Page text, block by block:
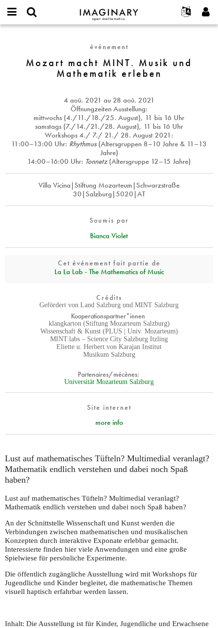
IMAGINARY
open
Français
Deutsch
한국어
Türkçe
Programmes
Galeries
Interactif
Textes
Expositions
Plus...
Projets
Participer
Contact
username
Créer un nouveau compte
Demander un nouveau mot de passe
MINT.
Mathematik
événement
Mozart macht MINT. Musik und
Mathematik erleben
4 aoû. 2021 au 28 aoû. 2021
Öffnungzeiten Ausstellung:
mittwochs (4./11./18./25. August), 11 bis 16 Uhr
samstags (7./14./21./28. August), 11 bis 16 Uhr
Workshops 4./ 7./ 21./ 28. August 2021 :
11:00–13:00 Uhr: Rhythmus(Altersgruppen 8–10 Jahre & 11–13
Jahre)
14:00–16:00 Uhr: Tonnetz(Altersgruppe 12–15 Jahre)
Villa Vicina|Stiftung Mozarteum|Schwarzstraße
30|Salzburg|5020|AT
Soumis par
Bianca Violet
Cet événement fait partie de
La La Lab - The Mathematics of Music
Crédits
Gefördert von Land Salzburg und MINT Salzburg
Kooperationspartner*innen
klangkarton (Stiftung Mozarteum Salzburg)
Wissenschaft & Kunst (PLUS | Univ. Mozarteum)
MINT:labs – Science City Salzburg Itzling
Eliette u. Herbert von Karajan Institut
Musikum Salzburg
Partenaires/mécènes:
Universität Mozarteum Salzburg
Site internet
more info
Lust auf mathematisches Tüfteln? Multimedial veranlagt?
Mathematik endlich verstehen und dabei noch Spaß
haben?
Lust auf mathematisches Tüfteln? Multimedial veranlagt?
Mathematik endlich verstehen und dabei noch Spaß haben?
An der Schnittstelle Wissenschaft und Kunst werden die
Verbindungen zwischen mathematischen und musikalischen
Konzepten durch interaktive Exponate erlebbar gemacht.
Interessierte finden hier viele Anwendungen und eine große
Spielwiese für persönliche Experimente.
Die öffentlich zugängliche Ausstellung wird mit Workshops für
Jugendliche und Kinder begleitet, die mathematische Themen
visuell haptisch erfahrbar werden lassen.
Inhalt: Die Ausstellung ist für Kinder, Jugendliche und Erwachsene